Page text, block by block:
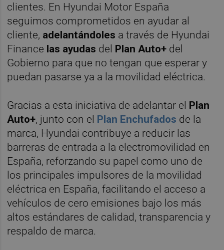
clientes. En Hyundai Motor España
seguimos comprometidos en ayudar al
cliente, adelantándoles a través de Hyundai
Finance las ayudas del Plan Auto+ del
Gobierno para que no tengan que esperar y
puedan pasarse ya a la movilidad eléctrica.
Gracias a esta iniciativa de adelantar el Plan
Auto+, junto con el Plan Enchufados de la
marca, Hyundai contribuye a reducir las
barreras de entrada a la electromovilidad en
España, reforzando su papel como uno de
los principales impulsores de la movilidad
eléctrica en España, facilitando el acceso a
vehículos de cero emisiones bajo los más
altos estándares de calidad, transparencia y
respaldo de marca.